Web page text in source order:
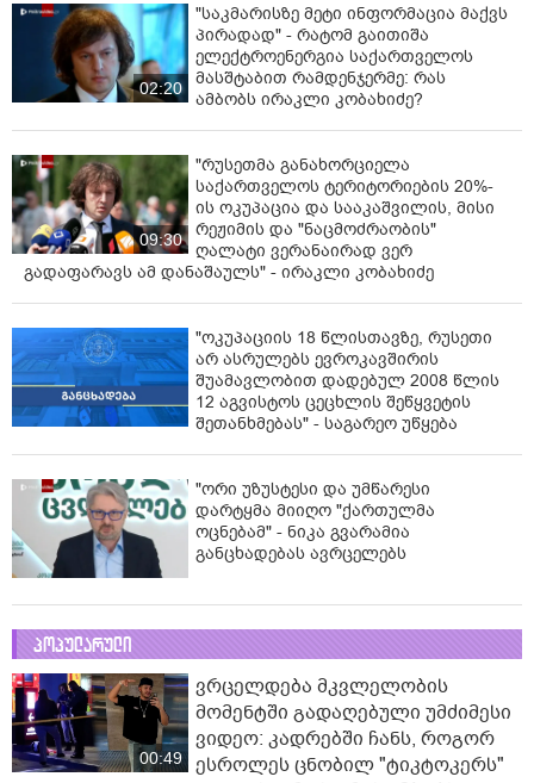
02:20
"საკმარისზე მეტი ინფორმაცია მაქვს
პირადად" - რატომ გაითიშა
ელექტროენერგია საქართველოს
მასშტაბით რამდენჯერმე: რას
ამბობს ირაკლი კობახიძე?
09:30
"რუსეთმა განახორციელა
საქართველოს ტერიტორიების 20%-
ის ოკუპაცია და სააკაშვილის, მისი
რეჟიმის და "ნაცმოძრაობის"
ღალატი ვერანაირად ვერ
გადაფარავს ამ დანაშაულს" - ირაკლი კობახიძე
"ოკუპაციის 18 წლისთავზე, რუსეთი
არ ასრულებს ევროკავშირის
შუამავლობით დადებულ 2008 წლის
12 აგვისტოს ცეცხლის შეწყვეტის
შეთანხმებას" - საგარეო უწყება
"ორი უზუსტესი და უმწარესი
დარტყმა მიიღო "ქართულმა
ოცნებამ" - ნიკა გვარამია
განცხადებას ავრცელებს
პოპულარული
00:49
ვრცელდება მკვლელობის
მომენტში გადაღებული უმძიმესი
ვიდეო: კადრებში ჩანს, როგორ
ესროლეს ცნობილ "ტიკტოკერს"